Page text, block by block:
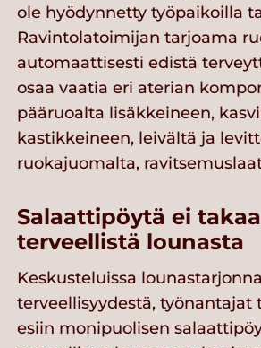
ole hyödynnetty työpaikoilla
Ravintolatoimijan tarjoama
automaattisesti edistä
osaa vaatia eri aterian
pääruoalta lisäkkeineen,
kastikkeineen, leivältä ja
ruokajuomalta,
Salaattipöytä ei takaa
terveellistä lounasta
Keskusteluissa
terveellisyydestä, työnantajat
esiin monipuolisen